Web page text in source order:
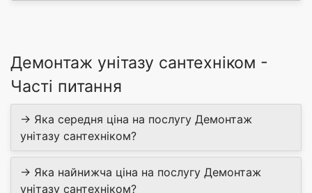
Демонтаж унітазу сантехніком -
Часті питання
→ Яка середня ціна на послугу Демонтаж
унітазу сантехніком?
→ Яка найнижча ціна на послугу Демонтаж
унітазу сантехніком?